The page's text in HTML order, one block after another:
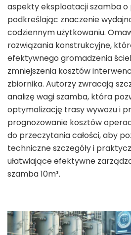
aspekty eksploatacji szamba o
podkreślając znaczenie
codziennym użytkowaniu.
rozwiązania konstrukcyjne,
efektywnego gromadzenia
zmniejszenia kosztów
zbiornika. Autorzy zwracają
analizę wagi szamba, która
optymalizację trasy wywozu i
prognozowanie kosztów
do przeczytania całości, aby
techniczne szczegóły i
ułatwiające efektywne
szamba 10m³.